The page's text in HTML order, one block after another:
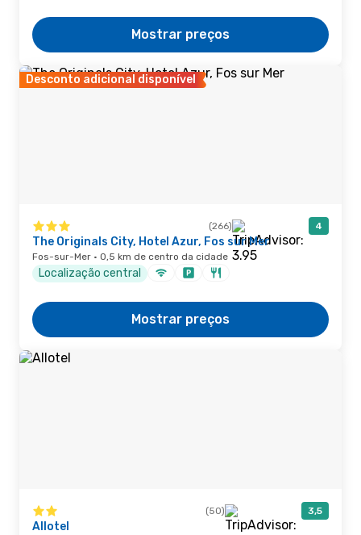
Mostrar preços
Desconto adicional disponível
(266) 4
The Originals City, Hotel Azur, Fos sur Mer
Fos-sur-Mer · 0,5 km de centro da cidade
Localização central
Mostrar preços
(50) 3,5
Allotel